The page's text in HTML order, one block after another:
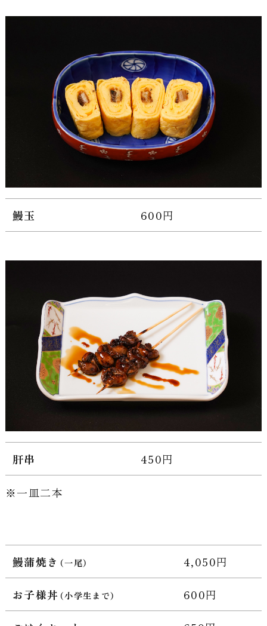
鰻玉 600円
肝串 450円
一皿二本
鰻蒲焼き （一尾） 4,050円
お子様丼 （小学生まで） 600円